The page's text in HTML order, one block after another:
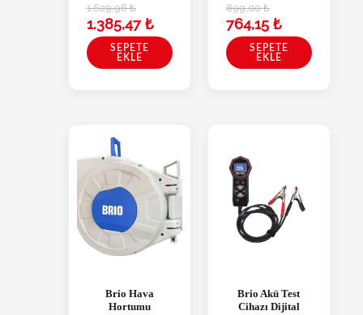
1.629,96₺
1.385,47₺
SEPETE
EKLE
899,00₺
764,15 ₺
SEPETE
EKLE
Brio Hava
Hortumu
Brio Akü Test
Cihazı Dijital